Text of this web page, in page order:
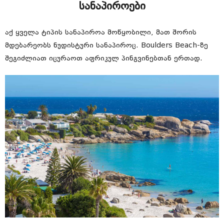
სანაპიროები
აქ ყველა ტიპის სანაპიროა მოწყობილი, მათ შორის
მდებარეობს ნუდისტური სანაპიროც. Boulders Beach-ზე
შეგიძლიათ იცურაოთ აფრიკულ პინგვინებთან ერთად.